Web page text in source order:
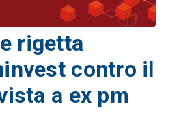
rigetta
contro il
a ex pm